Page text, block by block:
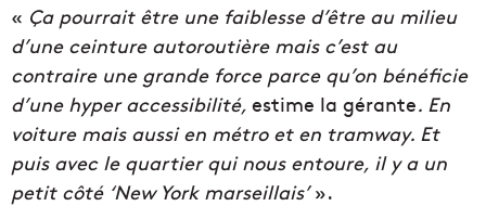
« Ça pourrait être une faiblesse d’être au milieu
d’une ceinture autoroutière mais c’est au
contraire une grande force parce qu’on bénéficie
d’une hyper accessibilité, estime la gérante. En
voiture mais aussi en métro et en tramway. Et
puis avec le quartier qui nous entoure, il y a un
petit côté ‘New York marseillais’».